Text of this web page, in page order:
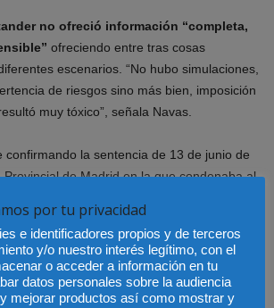
no ofreció información “completa,
ofreciendo entre tras cosas
escenarios. “No hubo simulaciones,
de riesgos sino más bien, imposición
muy tóxico”, señala Navas.
confirmando la sentencia de 13 de junio de
Provincial de Madrid en la que condenaba al
al banco a lascostas
relevante porque repasa con profundidad
financieros complejos y las
del banco: para mi cliente esuna
de tanto calvario. Al final se hace justicia”,
por tu privacidad
e identificadores propios y de terceros
y/o nuestro interés legítimo, con el
o acceder a información en tu
datos personales sobre la audiencia
mejorar productos así como mostrar y